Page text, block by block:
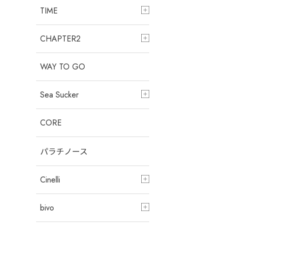
TIME
CHAPTER2
WAY TO GO
Sea Sucker
CORE
パラチノース
Cinelli
bivo